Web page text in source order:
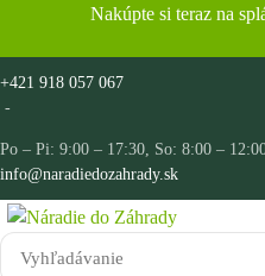
Nakúpte si teraz na
+421 918 057 067
-
Po – Pi: 9:00 – 17:30, So: 8:00 –
info@naradiedozahrady.sk